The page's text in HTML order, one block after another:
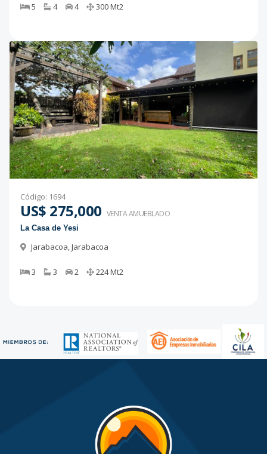
5 4 4 300Mt2
Código: 1694
US$ 275,000 VENTA AMUEBLADO
La Casa de Yesi
Jarabacoa,Jarabacoa
3 3 2 224Mt2